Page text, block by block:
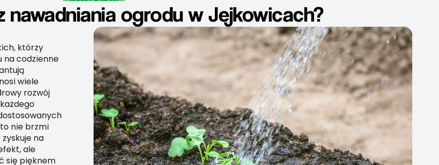
ogrodu w Jejkowicach?
którzy
na codzienne
wiele
rozwój
nie brzmi
na
ale
się pięknem